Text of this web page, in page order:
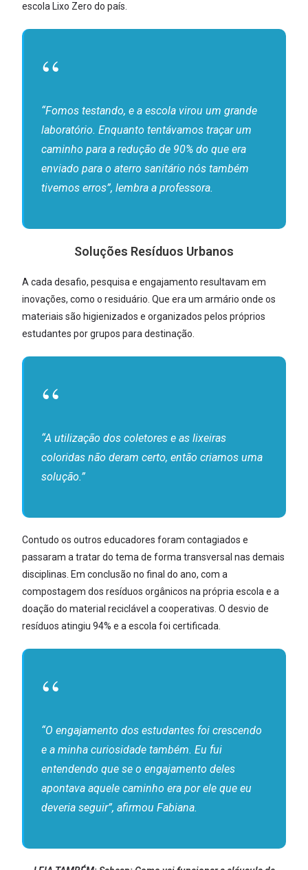
escola Lixo Zero do país.
“Fomos testando, e a escola virou um grande
laboratório. Enquanto tentávamos traçar um
caminho para a redução de 90% do que era
enviado para o aterro sanitário nós também
tivemos erros”, lembra a professora.
Soluções Resíduos Urbanos
A cada desafio, pesquisa e engajamento resultavam em
inovações, como o residuário. Que era um armário onde os
materiais são higienizados e organizados pelos próprios
estudantes por grupos para destinação.
“A utilização dos coletores e as lixeiras
coloridas não deram certo, então criamos uma
solução.”
Contudo os outros educadores foram contagiados e
passaram a tratar do tema de forma transversal nas demais
disciplinas. Em conclusão no final do ano, com a
compostagem dos resíduos orgânicos na própria escola e a
doação do material reciclável a cooperativas. O desvio de
resíduos atingiu 94% e a escola foi certificada.
“O engajamento dos estudantes foi crescendo
e a minha curiosidade também. Eu fui
entendendo que se o engajamento deles
apontava aquele caminho era por ele que eu
deveria seguir”, afirmou Fabiana.